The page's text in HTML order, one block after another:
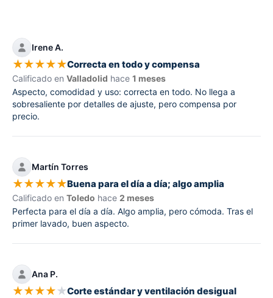
Irene A.
★★★★★Correcta en todo y compensa
Calificado en Valladolid hace 1 meses
Aspecto, comodidad y uso: correcta en todo. No llega a
sobresaliente por detalles de ajuste, pero compensa por
precio.
Martín Torres
★★★★★Buena para el día a día; algo amplia
Calificado en Toledo hace 2 meses
Perfecta para el día a día. Algo amplia, pero cómoda. Tras el
primer lavado, buen aspecto.
Ana P.
★★★★★Corte estándar y ventilación desigual